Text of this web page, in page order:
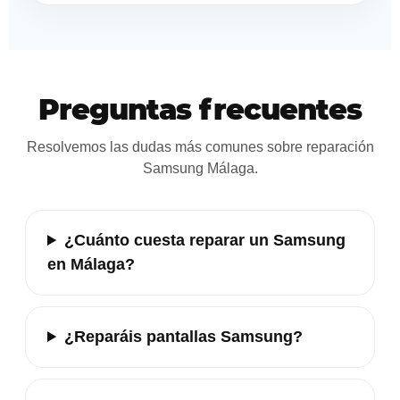
Preguntas frecuentes
Resolvemos las dudas más comunes sobre reparación
Samsung Málaga.
¿Cuánto cuesta reparar un Samsung
en Málaga?
¿Reparáis pantallas Samsung?